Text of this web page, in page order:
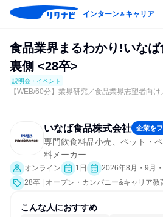
インターン＆キャリア
食品業界まるわかり!いな
裏側 <28卒>
説明会・イベント
【WEB/60分】業界研究／食品業界志望者向け
いなば食品株式会社 企業を
専門飲食料品小売、ペット・
料メーカー
オンライン 1日
2026年8月・9月
28卒 | オープン・カンパニー&キャリア
こんな人におすすめ